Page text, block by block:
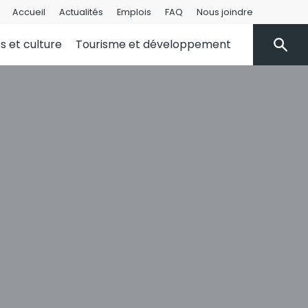
Accueil Actualités Emplois FAQ Nous joindre
et culture Tourisme et développement